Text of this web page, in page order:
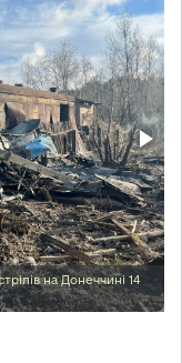
на Донеччині 14